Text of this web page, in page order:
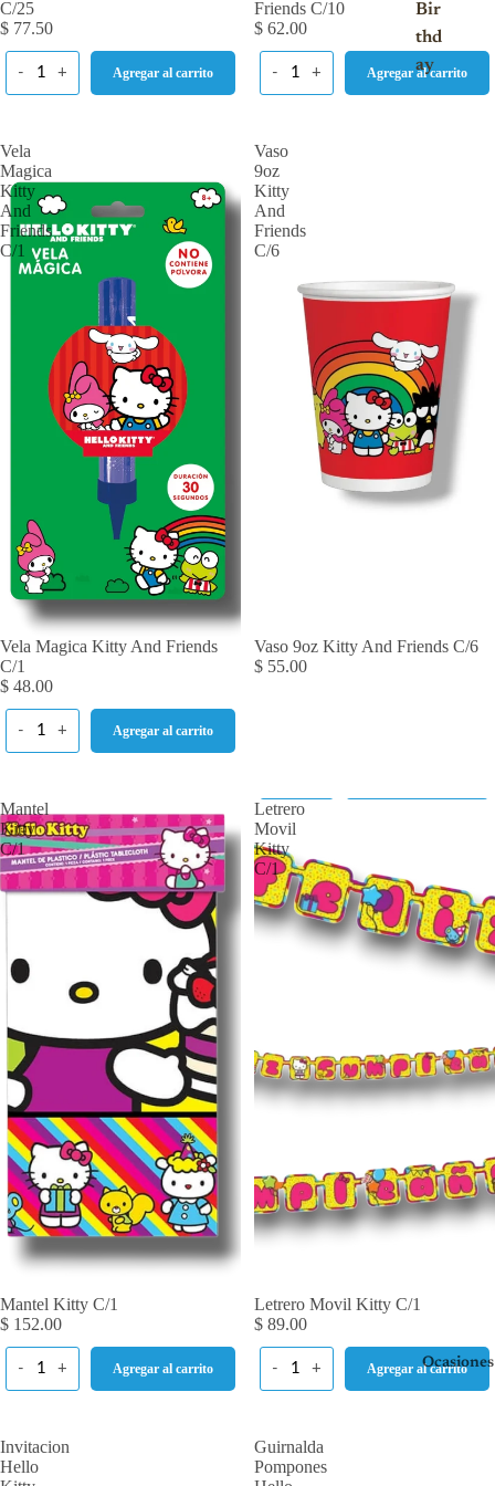
Bir
thd
ay
Ocasiones
C/25
$ 77.50
- + Agregar al carrito
Friends C/10
$ 62.00
- + Agregar al carrito
Vela
Magica
Kitty
And
Friends
C/1
Vela Magica Kitty And Friends
C/1
$ 48.00
- + Agregar al carrito
Vaso
9oz
Kitty
And
Friends
C/6
Vaso 9oz Kitty And Friends C/6
$ 55.00
-
Mantel
Kitty
C/1
Mantel Kitty C/1
$ 152.00
- + Agregar al carrito
Letrero
Movil
Kitty
C/1
Letrero Movil Kitty C/1
$ 89.00
- + Agregar al carrito
Invitacion
Hello
Guirnalda
Pompones